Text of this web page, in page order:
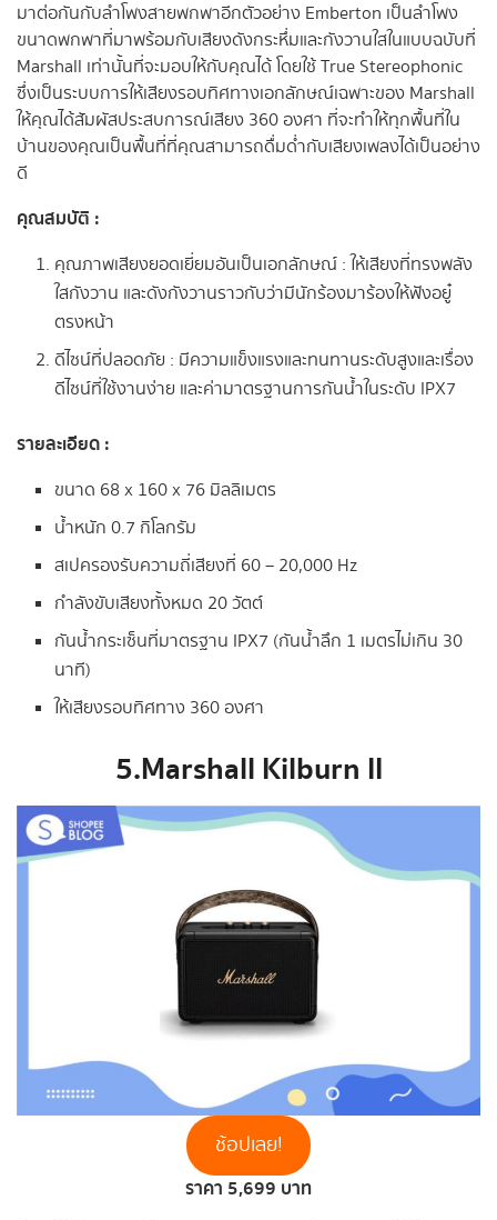
มาต่อกันกับลำโพงสายพกพาอีกตัวอย่าง Emberton เป็นลำโพง
ขนาดพกพาที่มาพร้อมกับเสียงดังกระหึ่มและกังวานใสในแบบฉบับที่
Marshall เท่านั้นที่จะมอบให้กับคุณได้ โดยใช้ True Stereophonic
ซึ่งเป็นระบบการให้เสียงรอบทิศทางเอกลักษณ์เฉพาะของ Marshall
ให้คุณได้สัมผัสประสบการณ์เสียง 360 องศา ที่จะทำให้ทุกพื้นที่ใน
บ้านของคุณเป็นพื้นที่ที่คุณสามารถดื่มด่ำกับเสียงเพลงได้เป็นอย่าง
ดี
คุณสมบัติ :
คุณภาพเสียงยอดเยี่ยมอันเป็นเอกลักษณ์ : ให้เสียงที่ทรงพลัง
ใสกังวาน และดังกังวานราวกับว่ามีนักร้องมาร้องให้ฟังอยู๋
ตรงหน้า
ดีไซน์ที่ปลอดภัย : มีความแข็งแรงและทนทานระดับสูงและเรื่อง
ดีไซน์ที่ใช้งานง่าย และค่ามาตรฐานการกันน้ำในระดับ IPX7
รายละเอียด :
ขนาด 68 x 160 x 76 มิลลิเมตร
น้ำหนัก 0.7 กิโลกรัม
สเปครองรับความถี่เสียงที่ 60 – 20,000 Hz
กำลังขับเสียงทั้งหมด 20 วัตต์
กันน้ำกระเซ็นที่มาตรฐาน IPX7 (กันน้ำลึก 1 เมตรไม่เกิน 30
นาที)
ให้เสียงรอบทิศทาง 360 องศา
5.Marshall Kilburn II
ช้อปเลย!
ราคา 5,699 บาท